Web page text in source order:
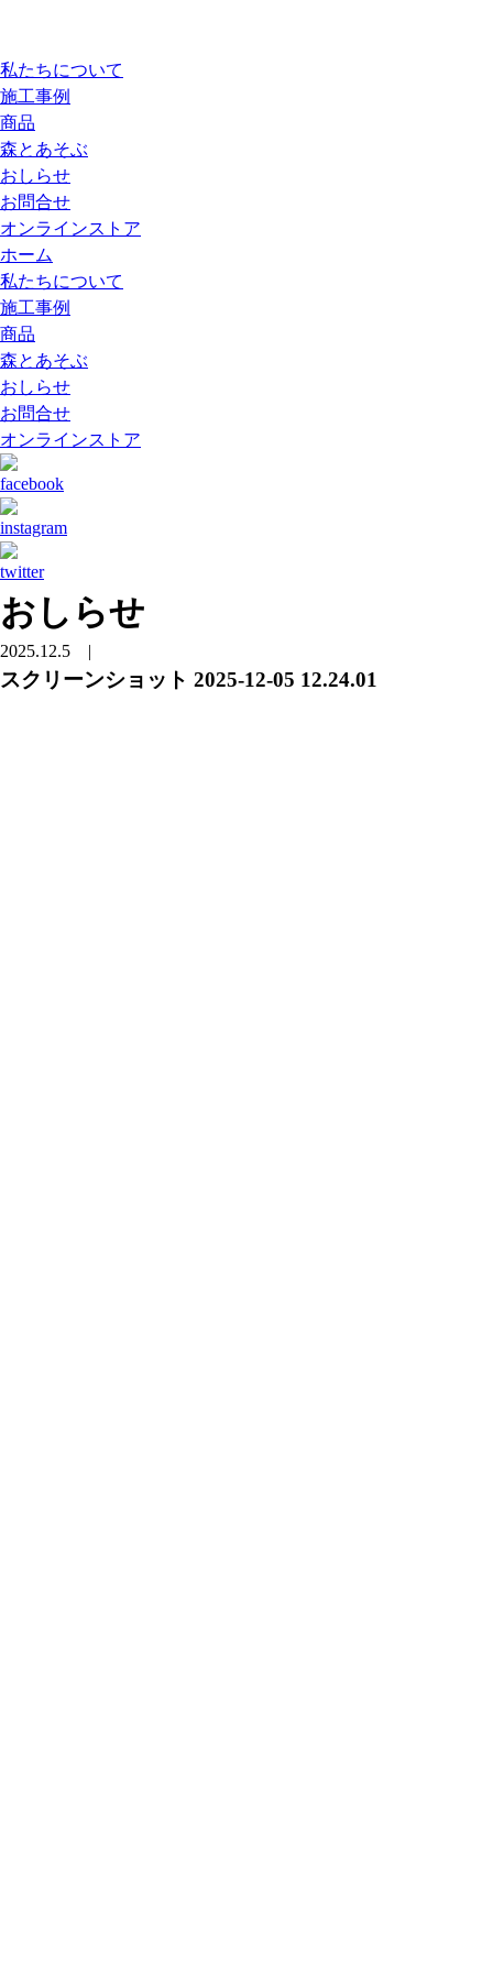
私たちについて
施工事例
商品
森とあそぶ
おしらせ
お問合せ
オンラインストア
ホーム
私たちについて
施工事例
商品
森とあそぶ
おしらせ
お問合せ
オンラインストア
おしらせ
2025.12.5 |
スクリーンショット 2025-12-05 12.24.01